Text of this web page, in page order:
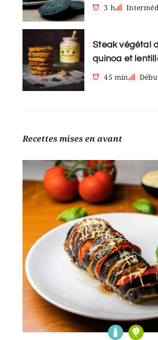
3 h
Steak végétal
quinoa et
45 min
Recettes mises en avant